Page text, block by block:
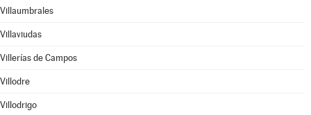
Villaumbrales
Villaviudas
Villerías de Campos
Villodre
Villodrigo